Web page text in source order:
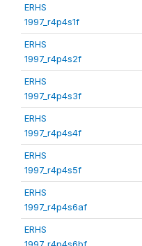
ERHS
1997_r4p4s1f
ERHS
1997_r4p4s2f
ERHS
1997_r4p4s3f
ERHS
1997_r4p4s4f
ERHS
1997_r4p4s5f
ERHS
1997_r4p4s6af
ERHS
1997_r4p4s6bf